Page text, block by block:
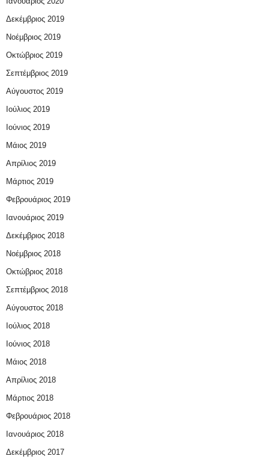
Δεκέμβριος 2019
Νοέμβριος 2019
Οκτώβριος 2019
Σεπτέμβριος 2019
Αύγουστος 2019
Ιούλιος 2019
Ιούνιος 2019
Μάιος 2019
Απρίλιος 2019
Μάρτιος 2019
Φεβρουάριος 2019
Ιανουάριος 2019
Δεκέμβριος 2018
Νοέμβριος 2018
Οκτώβριος 2018
Σεπτέμβριος 2018
Αύγουστος 2018
Ιούλιος 2018
Ιούνιος 2018
Μάιος 2018
Απρίλιος 2018
Μάρτιος 2018
Φεβρουάριος 2018
Ιανουάριος 2018
Δεκέμβριος 2017